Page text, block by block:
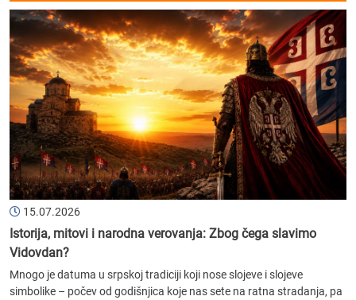
15.07.2026
Istorija, mitovi i narodna verovanja: Zbog čega slavimo
Vidovdan?
Mnogo je datuma u srpskoj tradiciji koji nose slojeve i slojeve
simbolike – počev od godišnjica koje nas sete na ratna stradanja, pa